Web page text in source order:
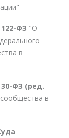
ФЗ "О
в
30-ФЗ (ред.
в